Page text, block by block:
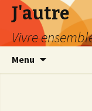
J'autre
Vivre
Menu